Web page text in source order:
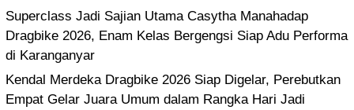
Superclass Jadi Sajian Utama Casytha Manahadap
Dragbike 2026, Enam Kelas Bergengsi Siap Adu Performa
di Karanganyar
Kendal Merdeka Dragbike 2026 Siap Digelar, Perebutkan
Empat Gelar Juara Umum dalam Rangka Hari Jadi